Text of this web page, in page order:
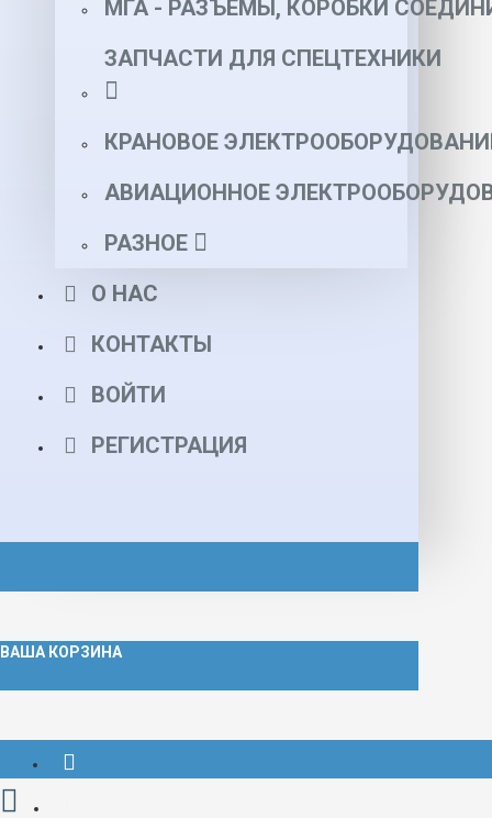
МГА - РАЗЪЁМЫ, КОРОБКИ
ЗАПЧАСТИ ДЛЯ СПЕЦТЕХНИКИ
КРАНОВОЕ
АВИАЦИОННОЕ
РАЗНОЕ
О НАС
КОНТАКТЫ
ВОЙТИ
РЕГИСТРАЦИЯ
ВАША КОРЗИНА